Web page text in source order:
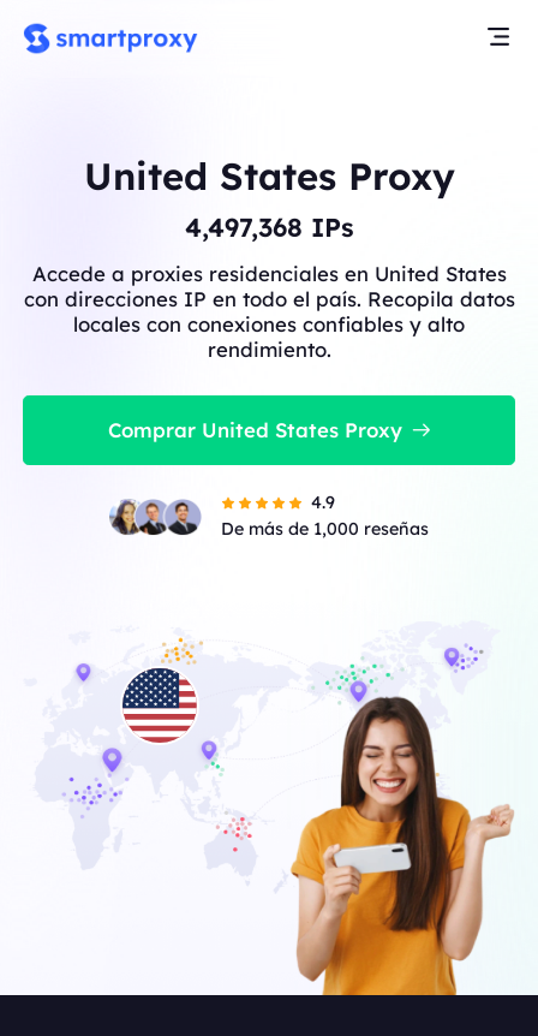
United States Proxy
4,497,368 IPs
Accede a proxies residenciales en United States
con direcciones IP en todo el país. Recopila datos
locales con conexiones confiables y alto
rendimiento.
Comprar United States Proxy
4.9
De más de 1,000 reseñas